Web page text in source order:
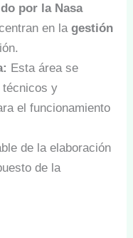
por la Nasa
en lagestión
Esta área se
técnicos y
el funcionamiento
de la elaboración
de la